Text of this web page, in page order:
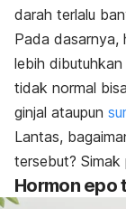
darah terlalu
Pada dasarnya,
lebih
tidak normal
ginjal ataupun
Lantas,
tersebut? Simak
Hormon epo